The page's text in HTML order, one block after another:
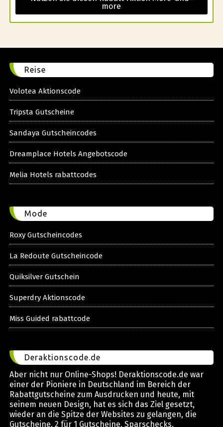
more
Reise
Volotea Aktionscode
Tripsta Gutscheine
Sandaya Gutscheincodes
Dreamplace Hotels Angebotscode
Melia Hotels rabattcodes
Mode
Roxy Gutscheincodes
La Redoute Gutscheincode
Quiksilver Gutschein
Superdry Aktionscode
Miss Guided rabattcode
Deraktionscode.de
Aber nicht nur Online-Shops! Deraktionscode.de war
einer der Pioniere in Deutschland im Bereich der
Rabattgutscheine zum Ausdrucken und heute, mit
seinem neuen Design, hat es sich das Ziel gesetzt,
wieder an die Spitze der Websites zu gelangen, die
Gutscheine, 2 für 1 Gutscheine, Sparschecks,